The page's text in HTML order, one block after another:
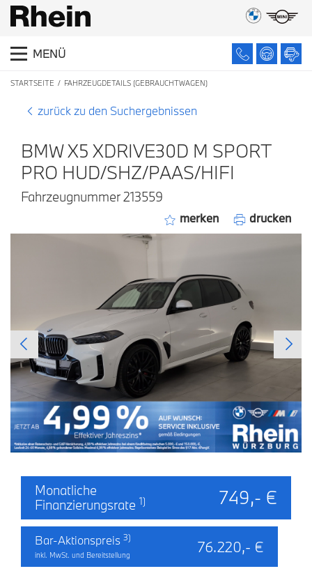
MENÜ
STARTSEITE FAHRZEUGDETAILS (GEBRAUCHTWAGEN)
zurück zu den Suchergebnissen
BMW X5 XDRIVE30D M SPORT
PRO HUD/SHZ/PAAS/HIFI
Fahrzeugnummer 213559
merken drucken
Monatliche
Finanzierungsrate 1) 749,- €
Bar-Aktionspreis 3)
inkl. MwSt. und Bereitstellung 76.220,- €